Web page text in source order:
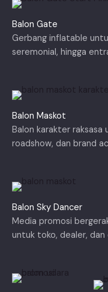
Balon Gate
Gerbang inflatable
seremonial, hingga
Balon Maskot
Balon karakter raksasa
roadshow, dan brand
Balon Sky Dancer
Media promosi
untuk toko, dealer, dan